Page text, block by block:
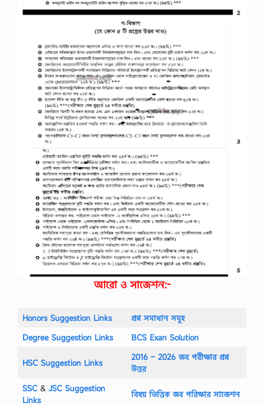
আরো ও সাজেশন:-
Honors Suggestion Links
প্রশ্ন সমাধান সমূহ
Degree Suggestion Links
BCS Exan Solution
HSC Suggestion Links
2016 – 2026 জব পরীক্ষার প্রশ্ন
উত্তর
SSC ‍& JSC Suggestion
Links
বিষয় ভিত্তিক জব পরিক্ষার সাজেশন